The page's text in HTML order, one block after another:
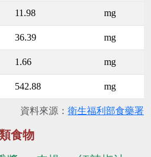
11.98 mg
36.39 mg
1.66 mg
542.88 mg
資料來源： 衛生福利部食藥署
食物